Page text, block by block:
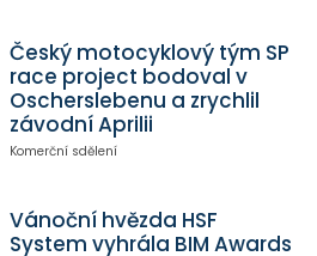
Český motocyklový tým SP
race project bodoval v
Oscherslebenu a zrychlil
závodní Aprilii
Komerční sdělení
Vánoční hvězda HSF
System vyhrála BIM Awards